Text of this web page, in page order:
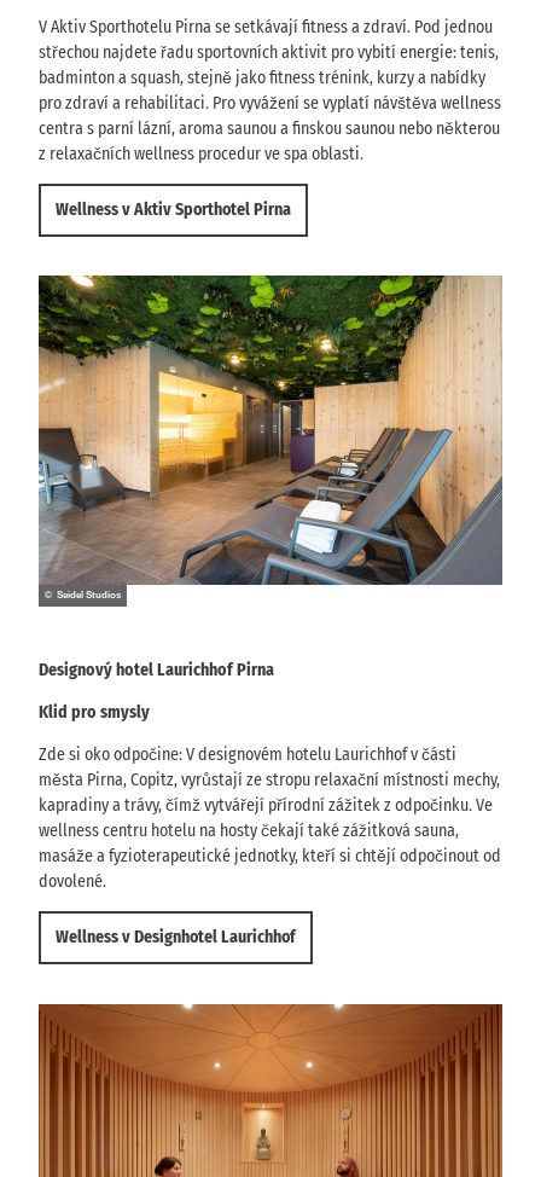
V Aktiv Sporthotelu Pirna se setkávají fitness a zdraví. Pod jednou
střechou najdete řadu sportovních aktivit pro vybití energie: tenis,
badminton a squash, stejně jako fitness trénink, kurzy a nabídky
pro zdraví a rehabilitaci. Pro vyvážení se vyplatí návštěva wellness
centra s parní lázní, aroma saunou a finskou saunou nebo některou
z relaxačních wellness procedur ve spa oblasti.
Wellness v Aktiv Sporthotel Pirna
© Seidel Studios
Designový hotel Laurichhof Pirna
Klid pro smysly
Zde si oko odpočine: V designovém hotelu Laurichhof v části
města Pirna, Copitz, vyrůstají ze stropu relaxační místnosti mechy,
kapradiny a trávy, čímž vytvářejí přírodní zážitek z odpočinku. Ve
wellness centru hotelu na hosty čekají také zážitková sauna,
masáže a fyzioterapeutické jednotky, kteří si chtějí odpočinout od
dovolené.
Wellness v Designhotel Laurichhof